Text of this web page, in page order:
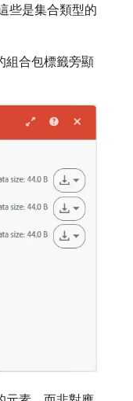
些是集合類型的
組合包標籤旁顯